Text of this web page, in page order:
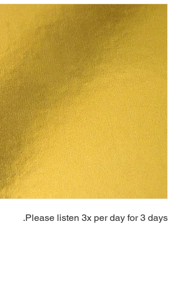
Please listen 3x per day for 3 days.